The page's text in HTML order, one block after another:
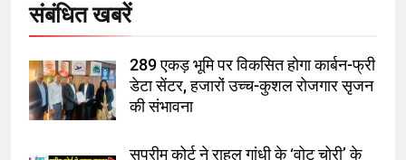
संबंधित खबरें
289 एकड़ भूमि पर विकसित होगा कार्बन-फ्री
डेटा सेंटर, हजारों उच्च-कुशल रोजगार सृजन
की संभावना
सुप्रीम कोर्ट ने राहुल गांधी के ‘वोट चोरी’ के
7
गाजा युद्धविराम को लेकर बड़ी खबरें
8